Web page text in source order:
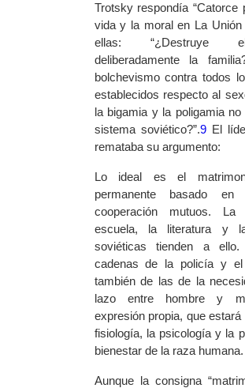
Trotsky respondía “Catorce
vida y la moral en La Unión
ellas: “¿Destruye
deliberadamente la
bolchevismo contra todos
establecidos respecto al
la bigamia y la poligamia
sistema soviético?”.9El
remataba su argumento:
Lo ideal es el
permanente basado
cooperación mutuos.
escuela, la literatura y
soviéticas tienden a
cadenas de la policía y
también de las de la
lazo entre hombre y
expresión propia, que
fisiología, la psicología y la
bienestar de la raza humana.
Aunque la consigna